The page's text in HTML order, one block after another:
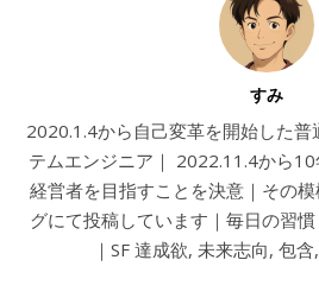
すみ
2020.1.4から自己変革を開始した普
テムエンジニア｜ 2022.11.4から
経営者を目指すことを決意｜その
グにて投稿しています｜毎日の習
｜SF 達成欲, 未来志向, 包